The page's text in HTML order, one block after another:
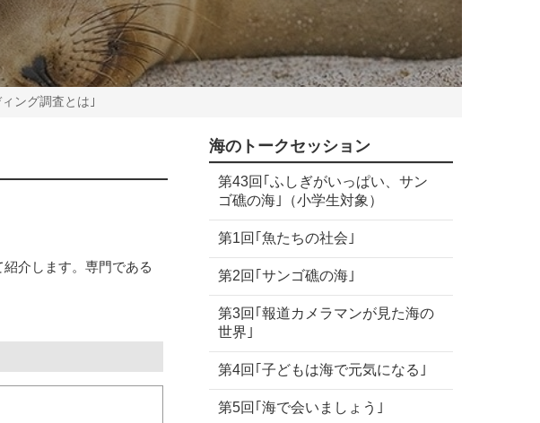
ング調査とは｣
介します。専門である
海のトークセッション
第43回｢ふしぎがいっぱい、サン
ゴ礁の海｣（小学生対象）
第1回｢魚たちの社会｣
第2回｢サンゴ礁の海｣
第3回｢報道カメラマンが見た海の
世界｣
第4回｢子どもは海で元気になる｣
第5回｢海で会いましょう｣